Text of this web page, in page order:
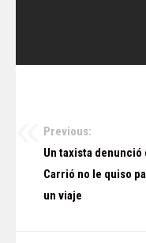
Navegación
entradas
Previous:
Un taxista denunció
Carrió no le quiso
un viaje